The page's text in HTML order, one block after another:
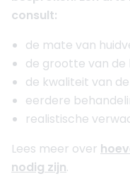
consult:
de mate van
de grootte van de
de kwaliteit van de
eerdere
realistische
Lees meer over
nodig zijn.